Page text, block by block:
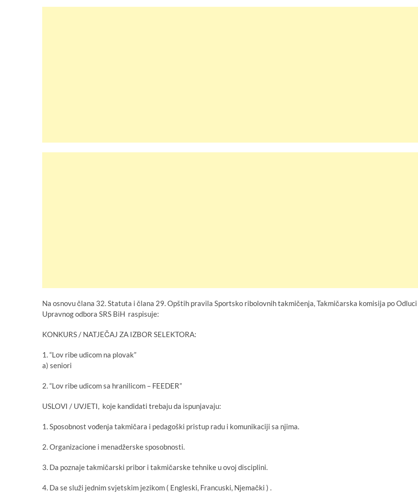
Na osnovu člana 32. Statuta i člana 29. Opštih pravila Sportsko ribolovnih takmičenja, Takmičarska komisija po Odluci
Upravnog odbora SRS BiH raspisuje:
KONKURS / NATJEČAJ ZA IZBOR SELEKTORA:
1. “Lov ribe udicom na plovak”
a) seniori
2. “Lov ribe udicom sa hranilicom – FEEDER”
USLOVI / UVJETI, koje kandidati trebaju da ispunjavaju:
1. Sposobnost vođenja takmičara i pedagoški pristup radu i komunikaciji sa njima.
2. Organizacione i menadžerske sposobnosti.
3. Da poznaje takmičarski pribor i takmičarske tehnike u ovoj disciplini.
4. Da se služi jednim svjetskim jezikom ( Engleski, Francuski, Njemački ) .